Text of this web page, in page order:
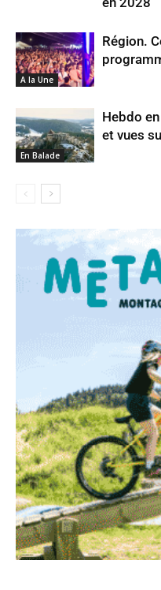
A la Une
Région.
En Balade
Hebdo
et vues